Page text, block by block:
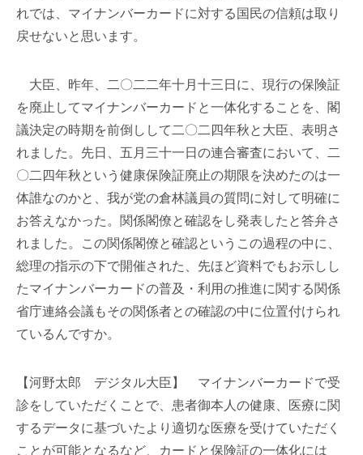
れでは、マイナンバーカードに対する国民の信頼は取り
戻せないと思います。
大臣、昨年、二〇二二年十月十三日に、現行の保険証
を廃止してマイナンバーカードと一体化することを、閣
議決定の時期を前倒しして二〇二四年秋と大臣、表明さ
れました。先日、五月三十一日の連合審査において、二
〇二四年秋という健康保険証廃止の期限を決めたのは一
体誰なのかと、我が党の倉林議員の質問に対して明確に
お答えなかった。関係閣僚と確認をし発表したと答弁さ
れました。この関係閣僚と確認というこの過程の中に、
総理の指示の下で開催された、先ほど資料でもお示しし
たマイナンバーカードの普及・利用の推進に関する関係
省庁連絡会議もその関係者との確認の中に位置付けられ
ているんですか。
【河野太郎 デジタル大臣】 マイナンバーカードで受
診をしていただくことで、患者御本人の健康、医療に関
するデータに基づいたより適切な医療を受けていただく
ことが可能となるなど、カードと保険証の一体化には